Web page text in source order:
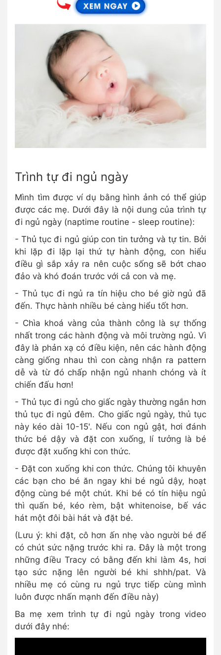
Trình tự đi ngủ ngày
Mình tìm được ví dụ bằng hình ảnh có thể giúp
được các mẹ. Dưới đây là nội dung của trình tự
đi ngủ ngày (naptime routine - sleep routine):
- Thủ tục đi ngủ giúp con tin tưởng và tự tin. Bởi
khi lặp đi lặp lại thứ tự hành động, con hiểu
điều gì sắp xảy ra nên cuộc sống sẽ bớt chao
đảo và khó đoán trước với cả con và mẹ.
- Thủ tục đi ngủ ra tín hiệu cho bé giờ ngủ đã
đến. Thực hành nhiều bé càng hiểu tốt hơn.
- Chìa khoá vàng của thành công là sự thống
nhất trong các hành động và môi trường ngủ. Vì
đây là phản xạ có điều kiện, nên các hành động
càng giống nhau thì con càng nhận ra pattern
dễ và từ đó chấp nhận ngủ nhanh chóng và ít
chiến đấu hơn!
- Thủ tục đi ngủ cho giấc ngày thường ngắn hơn
thủ tục đi ngủ đêm. Cho giấc ngủ ngày, thủ tục
này kéo dài 10-15'. Nếu con ngủ gật, hơi đánh
thức bé dậy và đặt con xuống, lí tưởng là bé
được đặt xuống khi con thức.
- Đặt con xuống khi con thức. Chúng tôi khuyên
các bạn cho bé ăn ngay khi bé ngủ dậy, hoạt
động cùng bé một chút. Khi bé có tín hiệu ngủ
thì quấn bé, kéo rèm, bật whitenoise, bế vác
hát một đôi bài hát và đặt bé.
(Lưu ý: khi đặt, cô hơn ấn nhẹ vào người bé để
có chút sức nặng trước khi ra. Đây là một trong
những điều Tracy có bằng đến khi làm 4s, hơi
tạo sức nặng lên người bé khi shhh/pat. Và
nhiều mẹ có cùng ru ngủ trực tiếp cùng mình
luôn được nhấn mạnh đến điều này)
Ba mẹ xem trình tự đi ngủ ngày trong video
dưới đây nhé: